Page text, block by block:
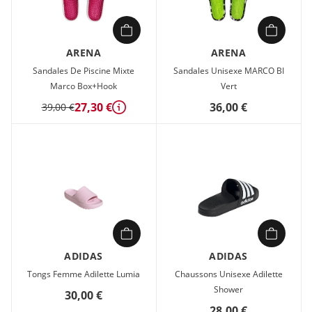
ARENA
Sandales De Piscine Mixte
Marco Box+Hook
39,00 €27,30 € Détails
ARENA
Sandales Unisexe MARCO BI
Vert
36,00 €
ADIDAS
Tongs Femme Adilette Lumia
30,00 €
ADIDAS
Chaussons Unisexe Adilette
Shower